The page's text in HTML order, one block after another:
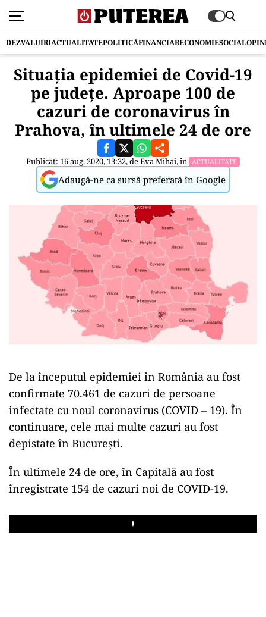
DEZVALUIRIACTUALITATEPOLITICĂFINANCIARECONOMIESOCIAL
Situația epidemiei de Covid-19
pe județe. Aproape 100 de
cazuri de coronavirus în
Prahova, în ultimele 24 de ore
Publicat: 16 aug. 2020, 13:32, deEva Mihai, în ACTUALITATE
Adaugă-ne ca sursă preferată în Google
De la începutul epidemiei în România au fost
confirmate 70.461 de cazuri de persoane
infectate cu noul coronavirus (COVID – 19). În
continuare, cele mai multe cazuri au fost
depistate în București.
În ultimele 24 de ore, în Capitală au fost
înregistrate 154 de cazuri noi de COVID-19.
Play